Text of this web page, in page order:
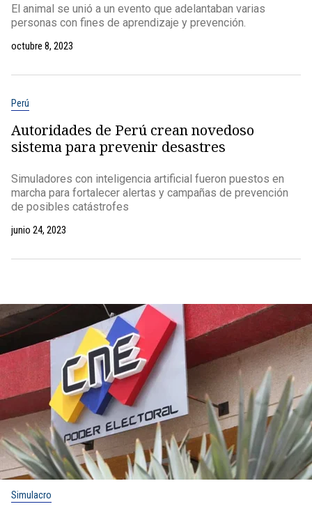
El animal se unió a un evento que adelantaban varias
personas con fines de aprendizaje y prevención.
octubre 8, 2023
Perú
Autoridades de Perú crean novedoso
sistema para prevenir desastres
Simuladores con inteligencia artificial fueron puestos en
marcha para fortalecer alertas y campañas de prevención
de posibles catástrofes
junio 24, 2023
Simulacro